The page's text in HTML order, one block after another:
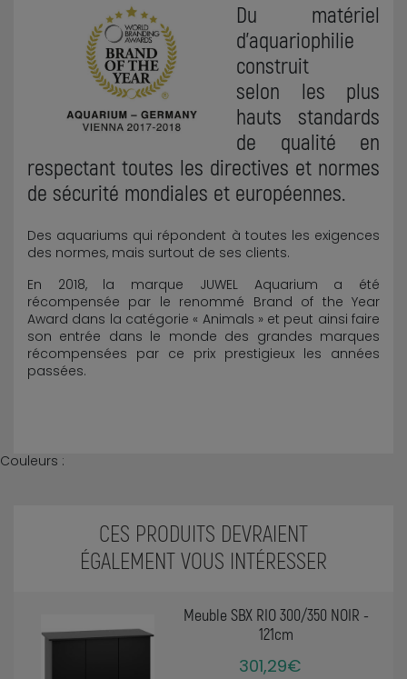
Du matériel
d'aquariophilie
construit
selon les plus
hauts standards
de qualité en
respectant toutes les directives et normes
de sécurité mondiales et européennes.
Des aquariums qui répondent à toutes les exigences
des normes, mais surtout de ses clients.
En 2018, la marque JUWEL Aquarium a été
récompensée par le renommé Brand of the Year
Award dans la catégorie « Animals » et peut ainsi faire
son entrée dans le monde des grandes marques
récompensées par ce prix prestigieux les années
passées.
Couleurs :
CES PRODUITS DEVRAIENT
ÉGALEMENT VOUS INTÉRESSER
Meuble SBX RIO 300/350 NOIR -
121cm
301,29€